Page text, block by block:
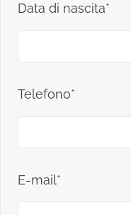
Data di nascita*
Telefono*
E-mail*